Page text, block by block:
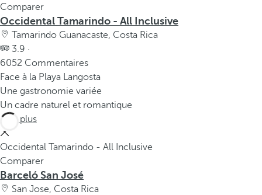
Comparer
Occidental Tamarindo - All Inclusive
Tamarindo Guanacaste, Costa Rica
3.9 ·
6052 Commentaires
Face à la Playa Langosta
Une gastronomie variée
Un cadre naturel et romantique
Voir plus
Occidental Tamarindo - All Inclusive
Comparer
Barceló San José
San Jose, Costa Rica